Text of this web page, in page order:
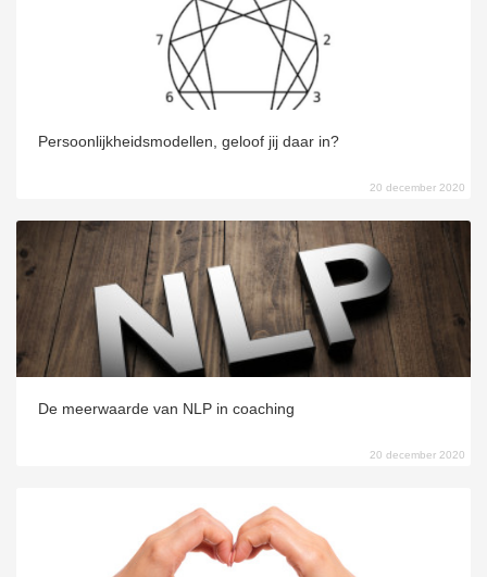
Persoonlijkheidsmodellen, geloof jij daar in?
20 december 2020
De meerwaarde van NLP in coaching
20 december 2020